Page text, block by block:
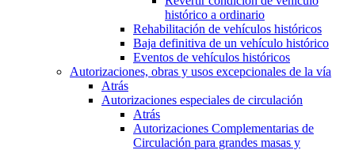
histórico a ordinario
Rehabilitación de vehículos históricos
Baja definitiva de un vehículo histórico
Eventos de vehículos históricos
Autorizaciones, obras y usos excepcionales de la vía
Atrás
Autorizaciones especiales de circulación
Atrás
Autorizaciones Complementarias de
Circulación para grandes masas y